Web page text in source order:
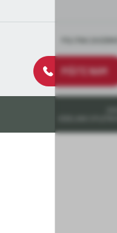
PIŠITE NAM